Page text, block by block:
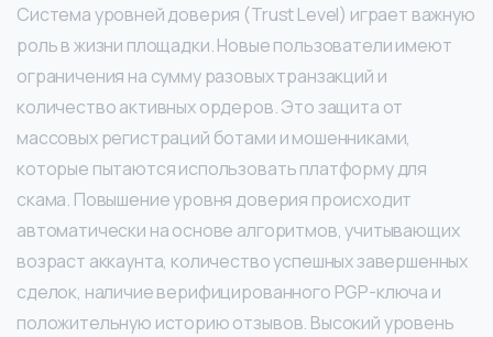
Система уровней доверия (Trust Level) играет важную
роль в жизни площадки. Новые пользователи имеют
ограничения на сумму разовых транзакций и
количество активных ордеров. Это защита от
массовых регистраций ботами и мошенниками,
которые пытаются использовать платформу для
скама. Повышение уровня доверия происходит
автоматически на основе алгоритмов, учитывающих
возраст аккаунта, количество успешных завершенных
сделок, наличие верифицированного PGP-ключа и
положительную историю отзывов. Высокий уровень